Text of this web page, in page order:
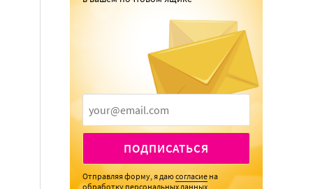
ПОДПИСАТЬСЯ
Отправляя форму, я даюсогласие на
обработку персональных данных